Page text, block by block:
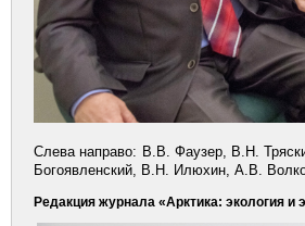
Слева направо: В.В. Фаузер, В.Н.
Богоявленский, В.Н. Илюхин, А.В.
Редакция журнала «Арктика: экология